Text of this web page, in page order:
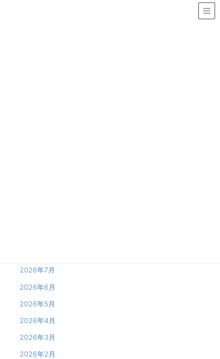
2026年7月
2026年6月
2026年5月
2026年4月
2026年3月
2026年2月